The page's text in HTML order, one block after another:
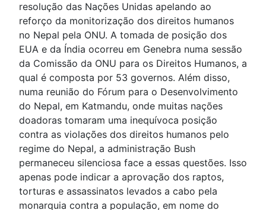
resolução das Nações Unidas apelando ao
reforço da monitorização dos direitos humanos
no Nepal pela ONU. A tomada de posição dos
EUA e da Índia ocorreu em Genebra numa sessão
da Comissão da ONU para os Direitos Humanos, a
qual é composta por 53 governos. Além disso,
numa reunião do Fórum para o Desenvolvimento
do Nepal, em Katmandu, onde muitas nações
doadoras tomaram uma inequívoca posição
contra as violações dos direitos humanos pelo
regime do Nepal, a administração Bush
permaneceu silenciosa face a essas questões. Isso
apenas pode indicar a aprovação dos raptos,
torturas e assassinatos levados a cabo pela
monarquia contra a população, em nome do